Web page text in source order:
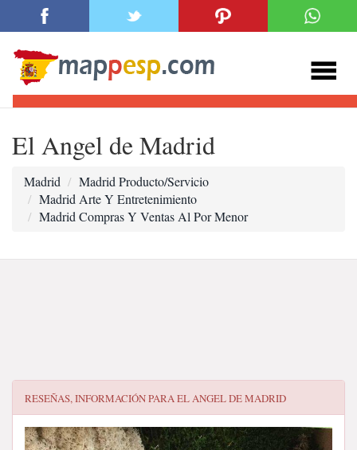
El Angel de Madrid
Madrid
Madrid Producto/Servicio
Madrid Arte Y Entretenimiento
Madrid Compras Y Ventas Al Por Menor
RESEÑAS, INFORMACIÓN PARAEL ANGEL DE MADRID